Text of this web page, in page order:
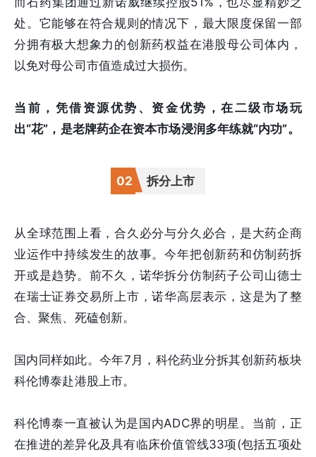
处。它能够在符合规则的情况下，最大限度保留一部
分拥有极大想象力的创新药权益在港股母公司体内，
以免对母公司市值造成过大损伤。
当前，凭借资源优势、资金优势，在二级市场玩
出“花”，是老牌药企在资本市场浸润多年练就“内功”。
02 拆分上市
从全球范围上看，合久必分与分久必合，是大药企商
业运作中持续发生的故事。今年把创新药和仿制药拆
开或是趋势。前不久，诺华拆分仿制药子公司山德士
在瑞士证券交易所上市，诺华高层表示，这是为了整
合、聚焦、死磕创新。
国内同样如此。今年7月，科伦药业分拆其创新药板块
科伦博泰赴港股上市。
科伦博泰一直被认为是国内ADC界的明星。当前，正
在推进的差异化及具有临床价值管线33项(包括五项处